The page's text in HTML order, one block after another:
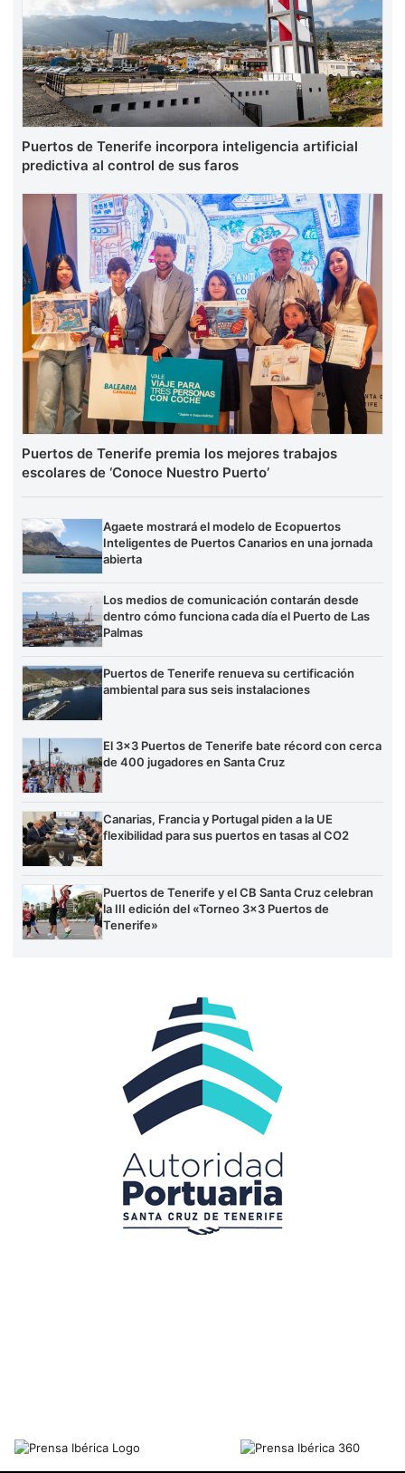
Puertos de Tenerife incorpora inteligencia artificial
predictiva al control de sus faros
Puertos de Tenerife premia los mejores trabajos
escolares de ‘Conoce Nuestro Puerto’
Agaete mostrará el modelo de Ecopuertos
Inteligentes de Puertos Canarios en una jornada
abierta
Los medios de comunicación contarán desde
dentro cómo funciona cada día el Puerto de Las
Palmas
Puertos de Tenerife renueva su certificación
ambiental para sus seis instalaciones
El 3×3 Puertos de Tenerife bate récord con cerca
de 400 jugadores en Santa Cruz
Canarias, Francia y Portugal piden a la UE
flexibilidad para sus puertos en tasas al CO2
Puertos de Tenerife y el CB Santa Cruz celebran
la III edición del «Torneo 3×3 Puertos de
Tenerife»